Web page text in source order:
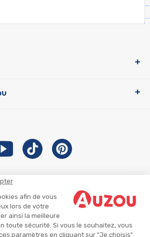
afin de vous
lors de votre
ainsi la meilleure
toute sécurité. Si vous le souhaitez, vous
paramètres en cliquant sur "Je choisis"
Auzou
CGU
CGV
Mentions légales